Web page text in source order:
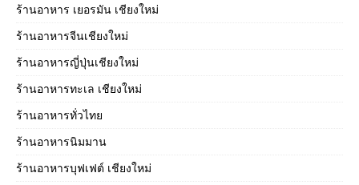
ร้านอาหาร เยอรมัน เชียงใหม่
ร้านอาหารจีนเชียงใหม่
ร้านอาหารญี่ปุ่นเชียงใหม่
ร้านอาหารทะเล เชียงใหม่
ร้านอาหารทั่วไทย
ร้านอาหารนิมมาน
ร้านอาหารบุฟเฟต์ เชียงใหม่